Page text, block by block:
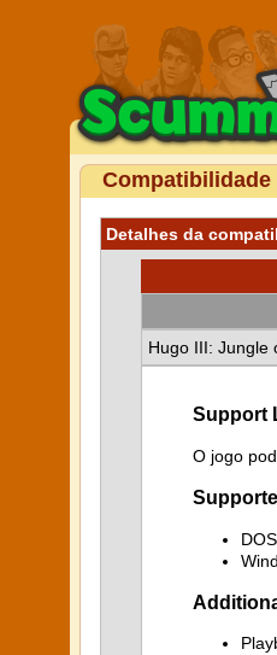
Compatibilidade
Detalhes da
Hugo III: Jungle
Support
O jogo
DOS